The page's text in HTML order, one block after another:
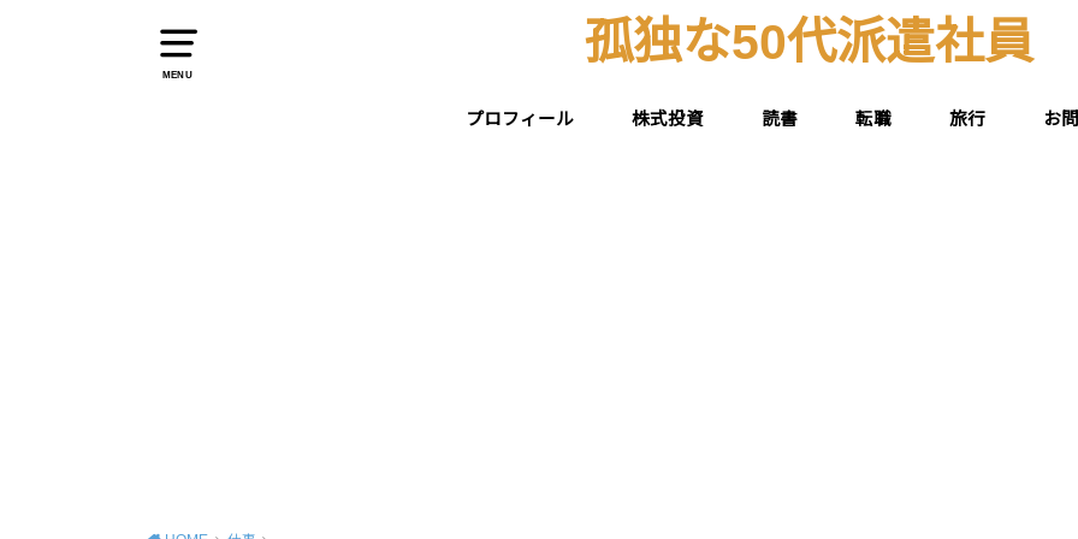
MENU
孤独な50代派遣社員
プロフィール 株式投資 読書 転職 旅行 お